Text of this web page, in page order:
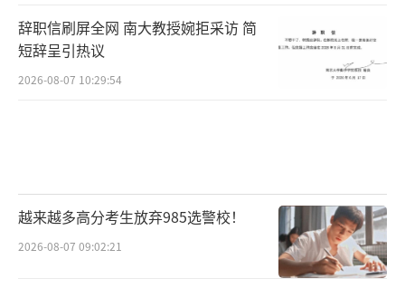
辞职信刷屏全网 南大教授婉拒采访 简
短辞呈引热议
2026-08-07 10:29:54
越来越多高分考生放弃985选警校！
2026-08-07 09:02:21